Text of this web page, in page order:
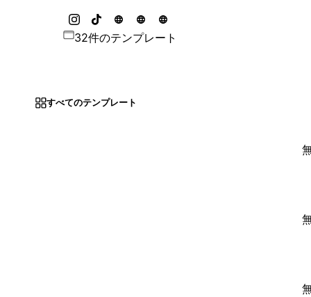
32件のテンプレート
すべてのテンプレート